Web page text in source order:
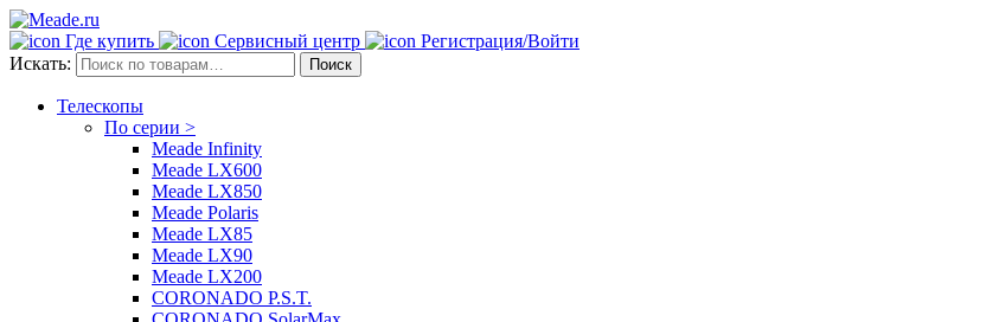
Где купить Сервисный центр
Регистрация/Войти
Искать:
Поиск
Телескопы
По серии >
Meade Infinity
Meade LX600
Meade LX850
Meade Polaris
Meade LX85
Meade LX90
Meade LX200
CORONADO P.S.T.